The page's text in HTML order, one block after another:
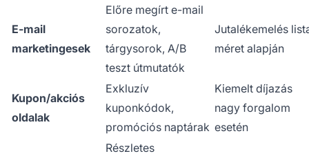
E-mail
marketingesek
Előre megírt e-mail
sorozatok,
tárgysorok, A/B
teszt útmutatók
Jutalékemelés
méret alapján
Kupon/akciós
oldalak
Exkluzív
kuponkódok,
promóciós naptárak
Kiemelt díjazás
nagy forgalom
esetén
Részletes